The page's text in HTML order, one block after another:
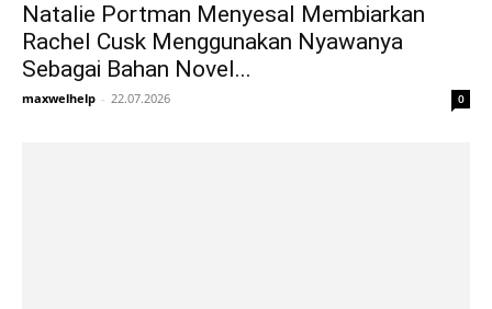
Natalie Portman Menyesal Membiarkan
Rachel Cusk Menggunakan Nyawanya
Sebagai Bahan Novel...
maxwelhelp - 22.07.2026 0